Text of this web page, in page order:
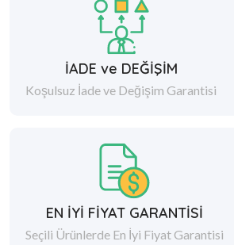
İADE ve DEĞİŞİM
Koşulsuz İade ve Değişim Garantisi
EN İYİ FİYAT GARANTİSİ
Seçili Ürünlerde En İyi Fiyat Garantisi